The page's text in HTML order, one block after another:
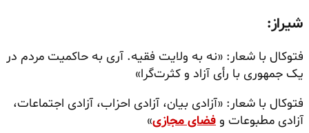
شیراز:
فتوکال با شعار: «نه به ولایت فقیه. آری به حاکمیت مردم در
یک جمهوری با رأی آزاد و کثرت‌گرا»
فتوکال با شعار: «آزادی بیان، آزادی احزاب، آزادی اجتماعات،
آزادی مطبوعات و فضای مجازی»